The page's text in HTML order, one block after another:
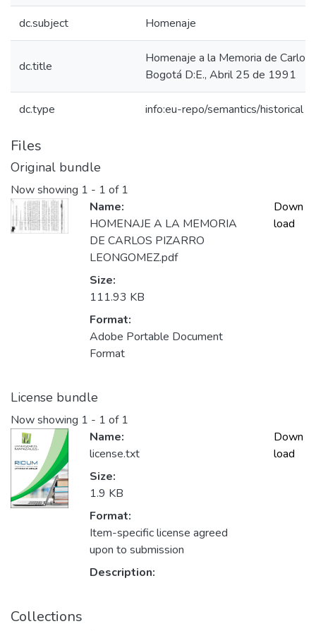
dc.subject Homenaje
dc.title
Homenaje a la Memoria de Carlos
Bogotá D:E., Abril 25 de 1991
dc.type info:eu-repo/semantics/historical
Files
Original bundle
Now showing 1 - 1 of 1
Name:
HOMENAJE A LA MEMORIA
DE CARLOS PIZARRO
LEONGOMEZ.pdf
Size:
111.93 KB
Format:
Adobe Portable Document
Format
Down
load
License bundle
Now showing 1 - 1 of 1
Name:
license.txt
Size:
1.9 KB
Format:
Item-specific license agreed
upon to submission
Description:
Down
load
Collections